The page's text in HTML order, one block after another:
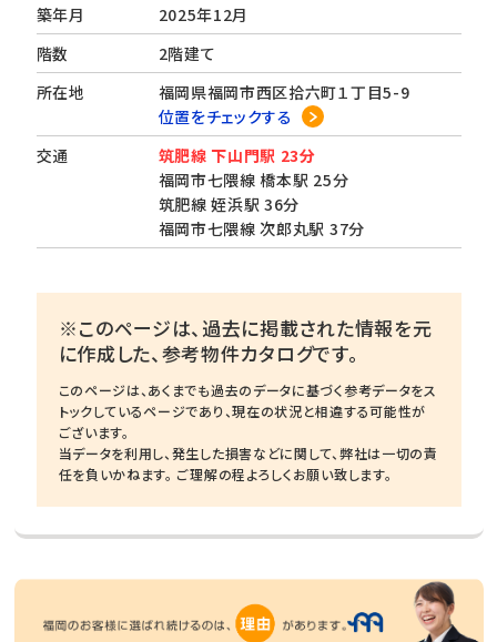
築年月
2025年12月
階数
2階建て
所在地
福岡県福岡市西区拾六町１丁目5-9
位置をチェックする
交通
筑肥線 下山門駅 23分
福岡市七隈線 橋本駅 25分
筑肥線 姪浜駅 36分
福岡市七隈線 次郎丸駅 37分
※このページは、過去に掲載された情報を元
に作成した、参考物件カタログです。
このページは、あくまでも過去のデータに基づく参考データをス
トックしているページであり、現在の状況と相違する可能性が
ございます。
当データを利用し、発生した損害などに関して、弊社は一切の責
任を負いかねます。 ご理解の程よろしくお願い致します。